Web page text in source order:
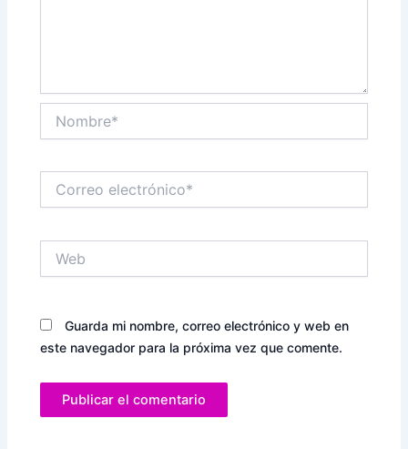
electrónico*
Guarda mi nombre, correo electrónico y web en
este navegador para la próxima vez que comente.